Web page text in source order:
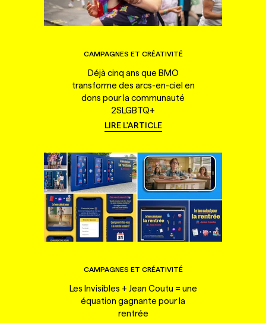
CAMPAGNES ET CRÉATIVITÉ
Déjà cinq ans que BMO
transforme des arcs-en-ciel en
dons pour la communauté
2SLGBTQ+
LIRE L'ARTICLE
CAMPAGNES ET CRÉATIVITÉ
Les Invisibles + Jean Coutu = une
équation gagnante pour la
rentrée